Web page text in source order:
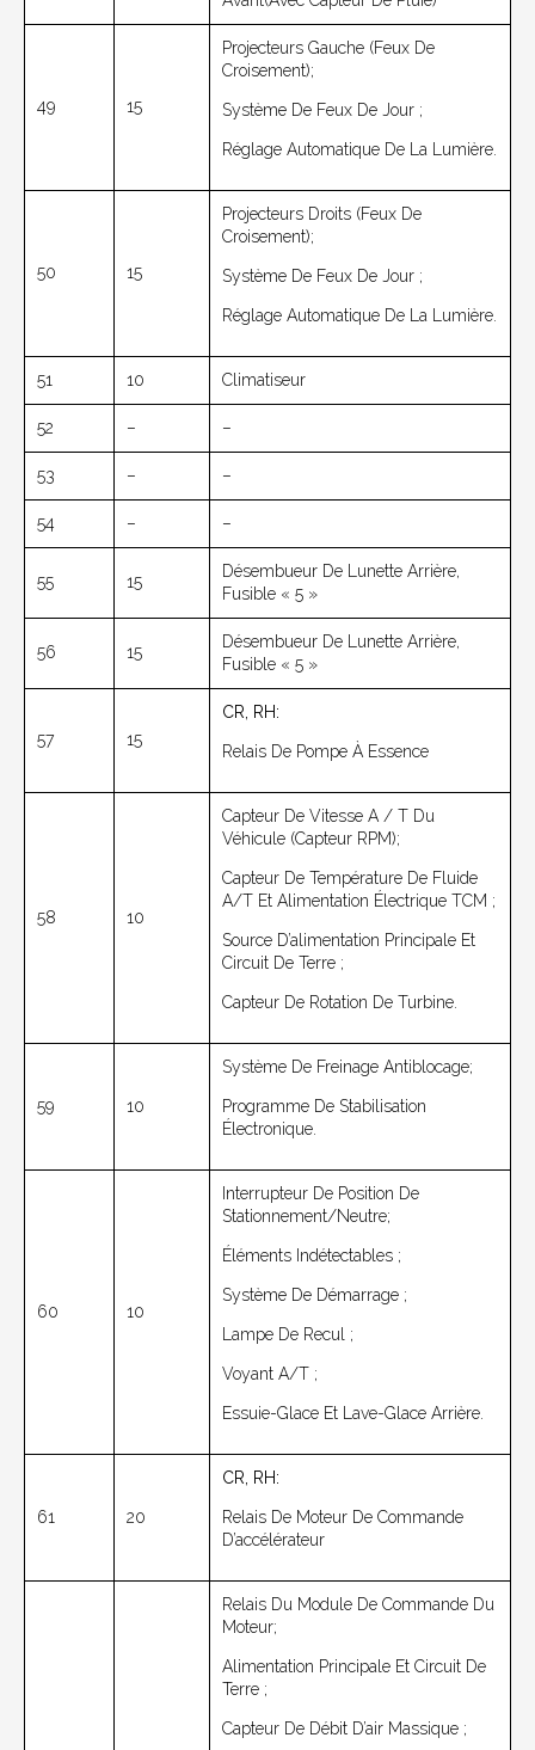
49 15
Projecteurs Gauche (feux De
Croisement);
Système De Feux De Jour ;
Réglage Automatique De La Lumière.
50 15
Projecteurs Droits (feux De
Croisement);
Système De Feux De Jour ;
Réglage Automatique De La Lumière.
51 10 Climatiseur
52 – –
53 – –
54 – –
55 15
Désembueur De Lunette Arrière,
Fusible « 5 »
56 15
Désembueur De Lunette Arrière,
Fusible « 5 »
57 15
CR, RH:
Relais De Pompe À Essence
58 10
Capteur De Vitesse A / T Du
Véhicule (capteur RPM);
Capteur De Température De Fluide
A/T Et Alimentation Électrique TCM ;
Source D’alimentation Principale Et
Circuit De Terre ;
Capteur De Rotation De Turbine.
59 10
Système De Freinage Antiblocage;
Programme De Stabilisation
Électronique.
60 10
Interrupteur De Position De
Stationnement/neutre;
Éléments Indétectables ;
Système De Démarrage ;
Lampe De Recul ;
Voyant A/T ;
Essuie-Glace Et Lave-Glace Arrière.
61 20
CR, RH:
Relais De Moteur De Commande
D’accélérateur
Relais Du Module De Commande Du
Moteur;
Alimentation Principale Et Circuit De
Terre ;
Capteur De Débit D’air Massique ;